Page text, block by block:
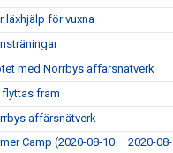
läxhjälp för vuxna
med Norrbys affärsnätverk
fram
affärsnätverk
Camp (2020-08-10 – 2020-08-